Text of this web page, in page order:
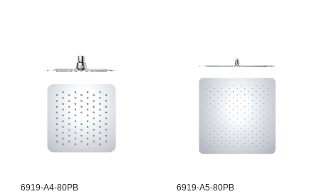
6919-A4-80PB
6919-A5-80PB